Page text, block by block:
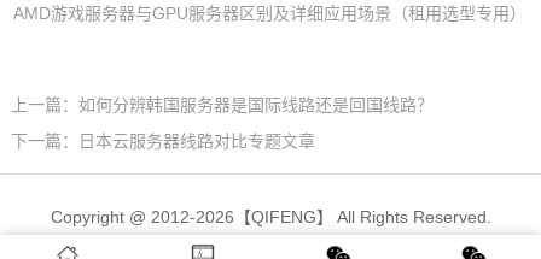
AMD游戏服务器与GPU服务器区别及详细应用场景（租用选型专用）
上一篇：如何分辨韩国服务器是国际线路还是回国线路？
下一篇：日本云服务器线路对比专题文章
Copyright @ 2012-2026【QIFENG】 All Rights Reserved.